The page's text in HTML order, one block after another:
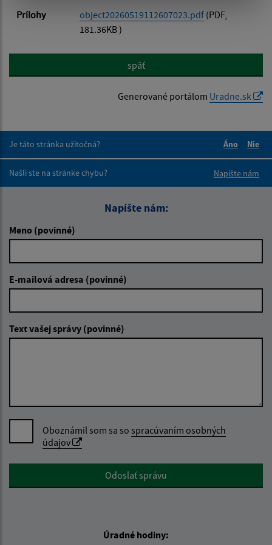
Prílohy object20260519112607023.pdf (PDF,
181.36KB )
späť
Generované portálom Uradne.sk
Je táto stránka užitočná?
Áno
Nie
Našli ste na stránke chybu?
Napíšte nám
Napíšte nám:
Meno (povinné)
E-mailová adresa (povinné)
Text vašej správy (povinné)
Oboznámil som sa so spracúvaním osobných
údajov
Google reCaptcha ResponseOdoslať správu
Úradné hodiny: